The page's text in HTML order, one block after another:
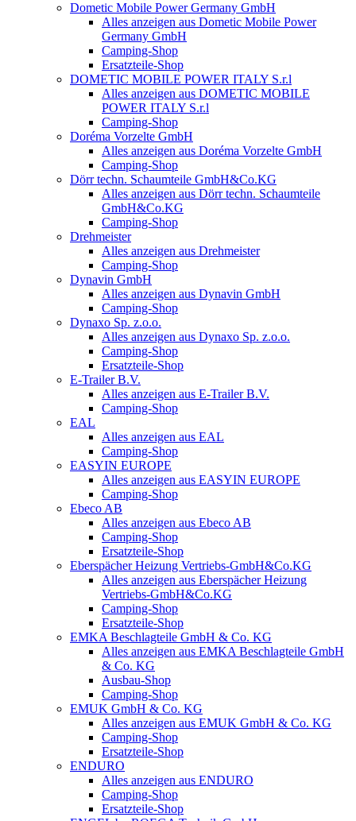
Dometic Mobile Power Germany GmbH
Alles anzeigen aus Dometic Mobile Power
Germany GmbH
Camping-Shop
Ersatzteile-Shop
DOMETIC MOBILE POWER ITALY S.r.l
Alles anzeigen aus DOMETIC MOBILE
POWER ITALY S.r.l
Camping-Shop
Doréma Vorzelte GmbH
Alles anzeigen aus Doréma Vorzelte GmbH
Camping-Shop
Dörr techn. Schaumteile GmbH&Co.KG
Alles anzeigen aus Dörr techn. Schaumteile
GmbH&Co.KG
Camping-Shop
Drehmeister
Alles anzeigen aus Drehmeister
Camping-Shop
Dynavin GmbH
Alles anzeigen aus Dynavin GmbH
Camping-Shop
Dynaxo Sp. z.o.o.
Alles anzeigen aus Dynaxo Sp. z.o.o.
Camping-Shop
Ersatzteile-Shop
E-Trailer B.V.
Alles anzeigen aus E-Trailer B.V.
Camping-Shop
EAL
Alles anzeigen aus EAL
Camping-Shop
EASYIN EUROPE
Alles anzeigen aus EASYIN EUROPE
Camping-Shop
Ebeco AB
Alles anzeigen aus Ebeco AB
Camping-Shop
Ersatzteile-Shop
Eberspächer Heizung Vertriebs-GmbH&Co.KG
Alles anzeigen aus Eberspächer Heizung
Vertriebs-GmbH&Co.KG
Camping-Shop
Ersatzteile-Shop
EMKA Beschlagteile GmbH & Co. KG
Alles anzeigen aus EMKA Beschlagteile GmbH
& Co. KG
Ausbau-Shop
Camping-Shop
EMUK GmbH & Co. KG
Alles anzeigen aus EMUK GmbH & Co. KG
Camping-Shop
Ersatzteile-Shop
ENDURO
Alles anzeigen aus ENDURO
Camping-Shop
Ersatzteile-Shop